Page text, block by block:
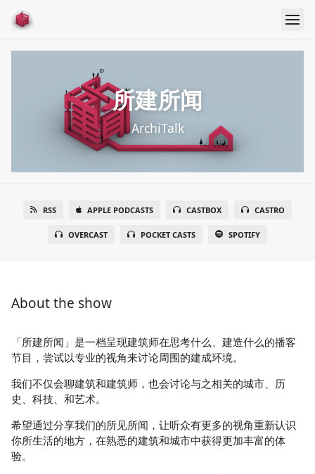
所建所闻
ArchiTalk
RSS APPLE PODCASTS CASTBOX CASTRO
OVERCAST POCKET CASTS SPOTIFY
About the show
「所建所闻」是一档呈现建筑师在思考什么、建造什么的播客
节目，尝试以专业的视角来讨论周围的建成环境。
我们不仅会聊建筑和建筑师，也会讨论与之相关的城市、历
史、科技、和艺术。
希望通过分享我们的所见所闻，让听众有更多的视角重新认识
你所生活的地方，在熟悉的建筑和城市中获得更加丰富的体
验。